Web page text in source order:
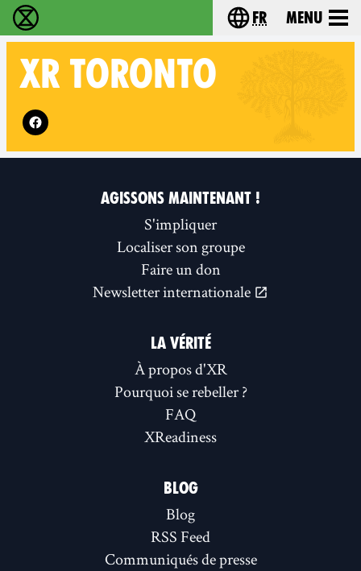
Extinction Rebellion - Home Choisissez votre
fr Menu
XR TORONTO
Follow XR Toronto on
AGISSONS MAINTENANT !
S'impliquer
Localiser son groupe
Faire un don
Newsletter internationale
LA VÉRITÉ
À propos d'XR
Pourquoi se rebeller ?
FAQ
XReadiness
BLOG
Blog
RSS Feed
Communiqués de presse